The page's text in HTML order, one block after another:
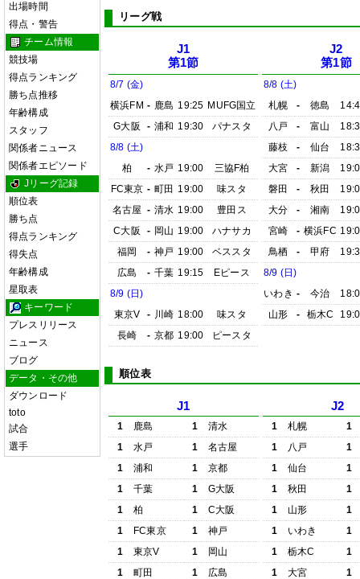
出場時間
得点・警告
チーム情報
競技場
得点ランキング
勝ち点推移
年齢構成
スタッフ
関係者ニュース
関係者エピソード
Jリーグ記録
順位表
勝ち点
得点ランキング
得失点
年齢構成
星取表
キーワード
プレスリリース
ニュース
ブログ
データ・その他
ダウンロード
toto
試合
選手
リーグ戦
J1
第1節
8/7 (金)
横浜FM - 鹿島 19:25 MUFG国立
G大阪
- 浦和 19:30
パナスタ
8/8 (土)
柏
- 水戸 19:00
三協F柏
FC東京 - 町田 19:00
味スタ
名古屋 - 清水 19:00
豊田ス
C大阪
- 岡山 19:00
ハナサカ
福岡
- 神戸 19:00
ベススタ
広島
- 千葉 19:15
Eピース
8/9 (日)
東京V
- 川崎 18:00
味スタ
長崎
- 京都 19:00 ピースタ
J2
第1節
8/8 (土)
札幌
- 徳島
八戸
- 富山
藤枝
- 仙台
大宮
- 新潟
磐田
- 秋田
大分
- 湘南
宮崎
- 横浜FC
鳥栖
- 甲府
8/9 (日)
いわき - 今治
山形
- 栃木C
順位表
J1
1 鹿島 1
清水
1
水戸 1
名古屋
1
浦和 1
京都
1
千葉 1
G大阪
1
柏 1
C大阪
1
FC東京 1
神戸
1
東京V 1
岡山
1
町田 1
広島
J2
1 札幌
1
1
八戸
1
1
仙台
1
1
秋田
1
1
山形
1
1
いわき
1
1
栃木C
1
1
大宮
1